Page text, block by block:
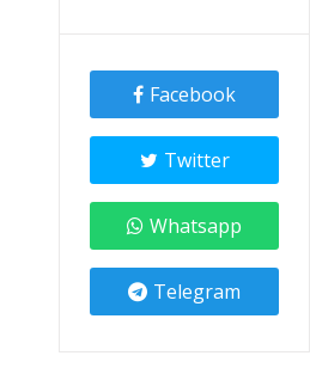
Facebook
Twitter
Whatsapp
Telegram